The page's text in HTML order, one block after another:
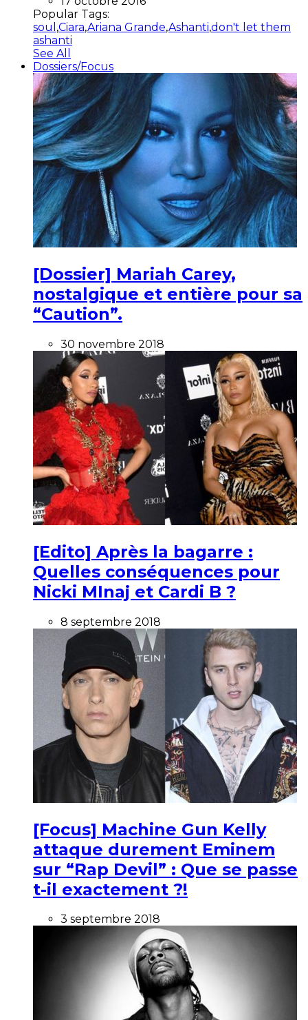
Popular Tags:
soul ,Ciara,Ariana Grande,Ashanti,don't let them
ashanti
See All
Dossiers/Focus
[Dossier] Mariah Carey,
nostalgique et entière pour sa
“Caution”.
30 novembre 2018
[Edito] Après la bagarre :
Quelles conséquences pour
Nicki MInaj et Cardi B ?
8 septembre 2018
[Focus] Machine Gun Kelly
attaque durement Eminem
sur “Rap Devil” : Que se passe
t-il exactement ?!
3 septembre 2018